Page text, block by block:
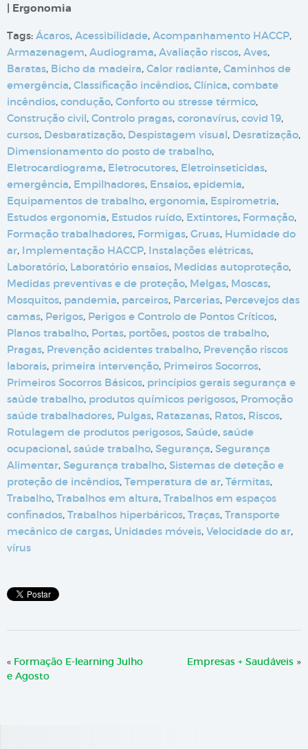
| Ergonomia
Tags: Ácaros, Acessibilidade, Acompanhamento HACCP,
Armazenagem, Audiograma, Avaliação riscos, Aves,
Baratas, Bicho da madeira, Calor radiante, Caminhos de
emergência, Classificação incêndios, Clínica, combate
incêndios, condução, Conforto ou stresse térmico,
Construção civil, Controlo pragas, coronavírus, covid 19,
cursos, Desbaratização, Despistagem visual, Desratização,
Dimensionamento do posto de trabalho,
Eletrocardiograma, Eletrocutores, Eletroinseticidas,
emergência, Empilhadores, Ensaios, epidemia,
Equipamentos de trabalho, ergonomia, Espirometria,
Estudos ergonomia, Estudos ruído, Extintores, Formação,
Formação trabalhadores, Formigas, Gruas, Humidade do
ar, Implementação HACCP, Instalações elétricas,
Laboratório, Laboratório ensaios, Medidas autoproteção,
Medidas preventivas e de proteção, Melgas, Moscas,
Mosquitos, pandemia, parceiros, Parcerias, Percevejos das
camas, Perigos, Perigos e Controlo de Pontos Críticos,
Planos trabalho, Portas, portões, postos de trabalho,
Pragas, Prevenção acidentes trabalho, Prevenção riscos
laborais, primeira intervenção, Primeiros Socorros,
Primeiros Socorros Básicos, princípios gerais segurança e
saúde trabalho, produtos químicos perigosos, Promoção
saúde trabalhadores, Pulgas, Ratazanas, Ratos, Riscos,
Rotulagem de produtos perigosos, Saúde, saúde
ocupacional, saúde trabalho, Segurança, Segurança
Alimentar, Segurança trabalho, Sistemas de deteção e
proteção de incêndios, Temperatura de ar, Térmitas,
Trabalho, Trabalhos em altura, Trabalhos em espaços
confinados, Trabalhos hiperbáricos, Traças, Transporte
mecânico de cargas, Unidades móveis, Velocidade do ar,
vírus
« Formação E-learning Julho
e Agosto
Empresas + Saudáveis »